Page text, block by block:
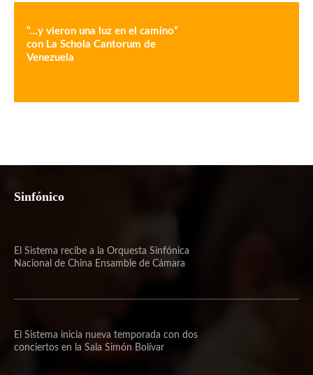
“…y vieron una luz en el camino”
con La Schola Cantorum de
Venezuela
Sinfónico
El Sistema recibe a la Orquesta Sinfónica
Nacional de China Ensamble de Cámara
El Sistema inicia nueva temporada con dos
conciertos en la Sala Simón Bolívar